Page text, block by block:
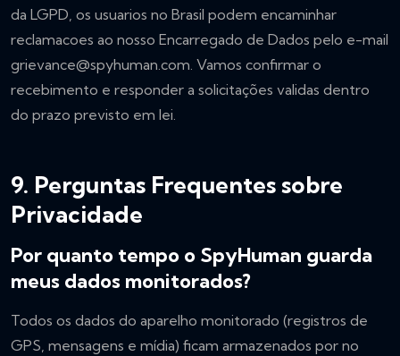
da LGPD, os usuarios no Brasil podem encaminhar
reclamacoes ao nosso Encarregado de Dados pelo e-mail
grievance@spyhuman.com. Vamos confirmar o
recebimento e responder a solicitações validas dentro
do prazo previsto em lei.
9. Perguntas Frequentes sobre
Privacidade
Por quanto tempo o SpyHuman guarda
meus dados monitorados?
Todos os dados do aparelho monitorado (registros de
GPS, mensagens e mídia) ficam armazenados por no